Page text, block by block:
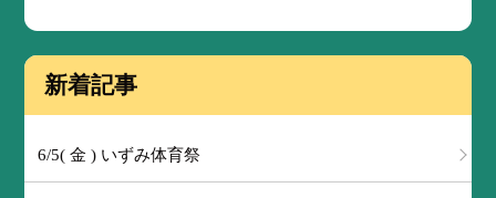
新着記事
6/5( 金 ) いずみ体育祭